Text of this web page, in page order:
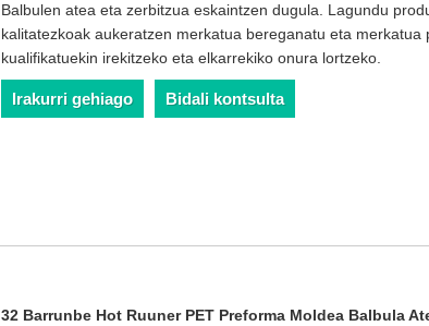
Balbulen atea eta zerbitzua eskaintzen dugula. Lagundu
kalitatezkoak aukeratzen merkatua bereganatu eta merkatua
kualifikatuekin irekitzeko eta elkarrekiko onura lortzeko.
Irakurri gehiago Bidali kontsulta
32 Barrunbe Hot Ruuner PET Preforma Moldea Balbula